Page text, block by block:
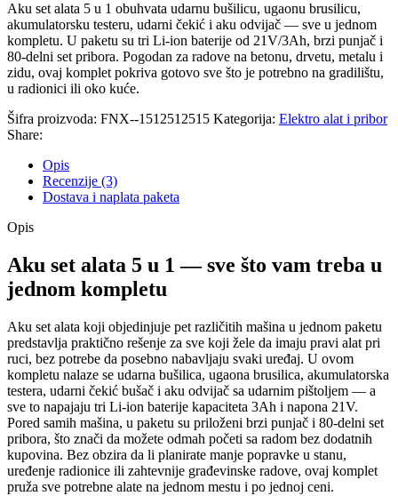
Aku set alata 5 u 1 obuhvata udarnu bušilicu, ugaonu brusilicu,
akumulatorsku testeru, udarni čekić i aku odvijač — sve u jednom
kompletu. U paketu su tri Li-ion baterije od 21V/3Ah, brzi punjač i
80-delni set pribora. Pogodan za radove na betonu, drvetu, metalu i
zidu, ovaj komplet pokriva gotovo sve što je potrebno na gradilištu,
u radionici ili oko kuće.
Šifra proizvoda: FNX--1512512515 Kategorija: Elektro alat i pribor
Share:
Opis
Recenzije (3)
Dostava i naplata paketa
Opis
Aku set alata 5 u 1 — sve što vam treba u
jednom kompletu
Aku set alata koji objedinjuje pet različitih mašina u jednom paketu
predstavlja praktično rešenje za sve koji žele da imaju pravi alat pri
ruci, bez potrebe da posebno nabavljaju svaki uređaj. U ovom
kompletu nalaze se udarna bušilica, ugaona brusilica, akumulatorska
testera, udarni čekić bušač i aku odvijač sa udarnim pištoljem — a
sve to napajaju tri Li-ion baterije kapaciteta 3Ah i napona 21V.
Pored samih mašina, u paketu su priloženi brzi punjač i 80-delni set
pribora, što znači da možete odmah početi sa radom bez dodatnih
kupovina. Bez obzira da li planirate manje popravke u stanu,
uređenje radionice ili zahtevnije građevinske radove, ovaj komplet
pruža sve potrebne alate na jednom mestu i po jednoj ceni.